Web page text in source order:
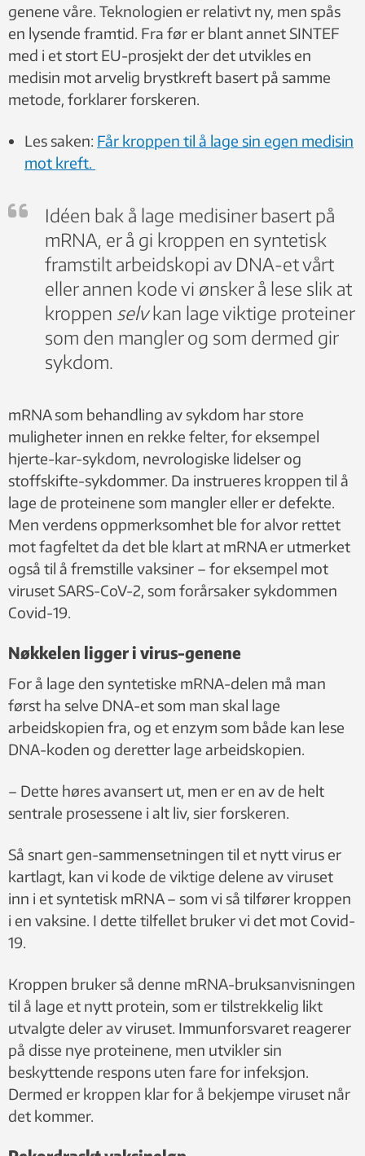
genene våre. Teknologien er relativt ny, men spås
en lysende framtid. Fra før er blant annet SINTEF
med i et stort EU-prosjekt der det utvikles en
medisin mot arvelig brystkreft basert på samme
metode, forklarer forskeren.
Les saken: Får kroppen til å lage sin egen medisin
mot kreft.
Idéen bak å lage medisiner basert på
mRNA, er å gi kroppen en syntetisk
framstilt arbeidskopi av DNA-et vårt
eller annen kode vi ønsker å lese slik at
kroppen selvkan lage viktige proteiner
som den mangler og som dermed gir
sykdom.
mRNA som behandling av sykdom har store
muligheter innen en rekke felter, for eksempel
hjerte-kar-sykdom, nevrologiske lidelser og
stoffskifte-sykdommer. Da instrueres kroppen til å
lage de proteinene som mangler eller er defekte.
Men verdens oppmerksomhet ble for alvor rettet
mot fagfeltet da det ble klart at mRNA er utmerket
også til å fremstille vaksiner – for eksempel mot
viruset SARS-CoV-2, som forårsaker sykdommen
Covid-19.
Nøkkelen ligger i virus-genene
For å lage den syntetiske mRNA-delen må man
først ha selve DNA-et som man skal lage
arbeidskopien fra, og et enzym som både kan lese
DNA-koden og deretter lage arbeidskopien.
– Dette høres avansert ut, men er en av de helt
sentrale prosessene i alt liv, sier forskeren.
Så snart gen-sammensetningen til et nytt virus er
kartlagt, kan vi kode de viktige delene av viruset
inn i et syntetisk mRNA – som vi så tilfører kroppen
i en vaksine. I dette tilfellet bruker vi det mot Covid-
19.
Kroppen bruker så denne mRNA-bruksanvisningen
til å lage et nytt protein, som er tilstrekkelig likt
utvalgte deler av viruset. Immunforsvaret reagerer
på disse nye proteinene, men utvikler sin
beskyttende respons uten fare for infeksjon.
Dermed er kroppen klar for å bekjempe viruset når
det kommer.